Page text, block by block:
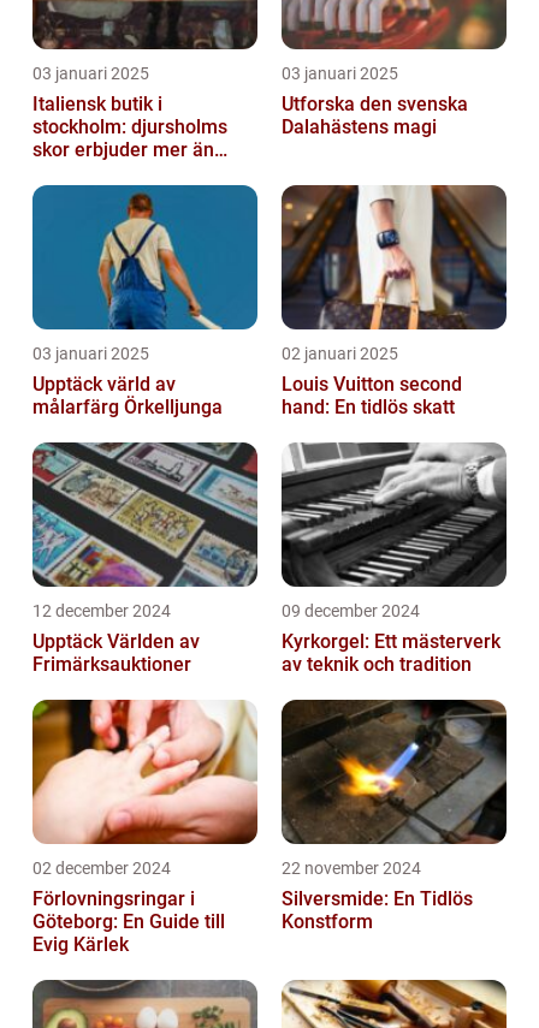
03 januari 2025
Italiensk butik i
stockholm: djursholms
skor erbjuder mer än
03 januari 2025
Utforska den svenska
Dalahästens magi
03 januari 2025
Upptäck värld av
målarfärg Örkelljunga
02 januari 2025
Louis Vuitton second
hand: En tidlös skatt
12 december 2024
Upptäck Världen av
Frimärksauktioner
09 december 2024
Kyrkorgel: Ett mästerverk
av teknik och tradition
02 december 2024
Förlovningsringar i
Göteborg: En Guide till
Evig Kärlek
22 november 2024
Silversmide: En Tidlös
Konstform